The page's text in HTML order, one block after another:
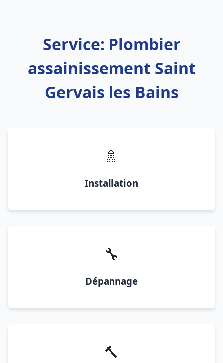
Service: Plombier
assainissement Saint
Gervais les Bains
🚿
Installation
🔧
Dépannage
🔨